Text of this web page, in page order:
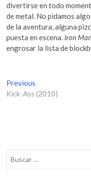
divertirse en todo
de metal. No pidamos
de la aventura, alguna
puesta en escena. Iron
engrosar la lista de
N
a
g
a
Previous
r
p
Kick-Ass (2010)